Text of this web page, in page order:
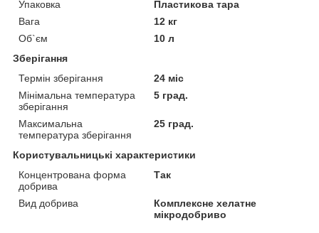
Упаковка
Пластикова тара
Вага
12 кг
Об`єм
10 л
Зберігання
Термін зберігання
24 міс
Мінімальна температура
зберігання
5 град.
Максимальна
температура зберігання
25 град.
Користувальницькі характеристики
Концентрована форма
добрива
Так
Вид добрива
Комплексне хелатне
мікродобриво